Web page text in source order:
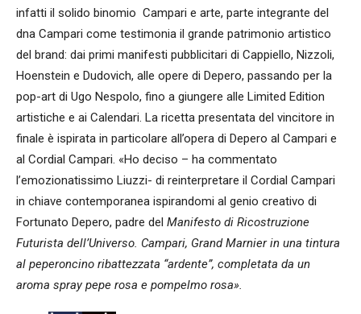
infatti il solido binomio Campari e arte, parte integrante del
dna Campari come testimonia il grande patrimonio artistico
del brand: dai primi manifesti pubblicitari di Cappiello, Nizzoli,
Hoenstein e Dudovich, alle opere di Depero, passando per la
pop-art di Ugo Nespolo, fino a giungere alle Limited Edition
artistiche e ai Calendari. La ricetta presentata del vincitore in
finale è ispirata in particolare all’opera di Depero al Campari e
al Cordial Campari. «Ho deciso – ha commentato
l’emozionatissimo Liuzzi- di reinterpretare il Cordial Campari
in chiave contemporanea ispirandomi al genio creativo di
Fortunato Depero, padre del Manifesto di Ricostruzione
Futurista dell’Universo. Campari, Grand Marnier in una tintura
al peperoncino ribattezzata “ardente”, completata da un
aroma spray pepe rosa e pompelmo rosa».